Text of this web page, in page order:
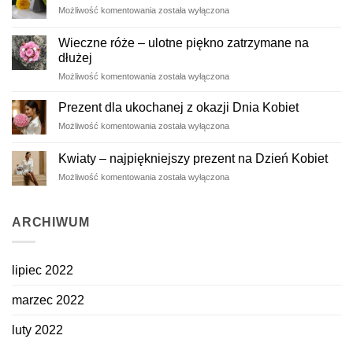
Możliwość komentowania Kwiatowe
została wyłączona
Wieczne róże – ulotne piękno zatrzymane na
dłużej
Możliwość komentowania Wieczne
ulotne
piękno
na
została wyłączona
Prezent dla ukochanej z okazji Dnia Kobiet
Możliwość komentowania Prezent
ukochanej
z
okazji
została wyłączona
Kwiaty – najpiękniejszy prezent na Dzień Kobiet
Możliwość komentowania Kwiaty
została wyłączona
ARCHIWUM
lipiec 2022
marzec 2022
luty 2022